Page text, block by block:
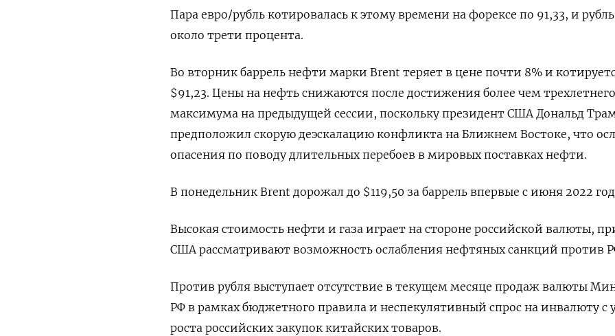
Пара евро/рубль котировалась к ​этому времени на форексе по 91,33, и
около трети процента.
Во вторник баррель нефти марки Brent ‌теряет в цене почти 8% и
$91,23. Цены на нефть снижаются после достижения более чем трехлетнего
максимума на ​предыдущей сессии, поскольку президент США Дональд
предположил скорую деэскалацию конфликта на Ближнем Востоке, что
опасения по поводу длительных ‌перебоев в мировых поставках нефти.
В понедельник Brent дорожал до $119,50 за баррель впервые с июня 2022
Высокая стоимость нефти и газа играет на стороне российской валюты,
США рассматривают возможность ослабления нефтяных санкций ​против
Против рубля выступает отсутствие ​в текущем месяце продаж валюты
‌РФ в рамках бюджетного правила и неспекулятивный спрос на инвалюту с
роста российских закупок китайских товаров.